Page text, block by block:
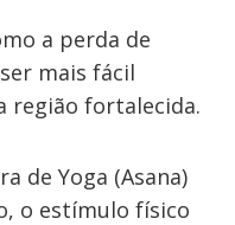
a perda de
mais fácil
região fortalecida.
de Yoga (Asana)
o estímulo físico